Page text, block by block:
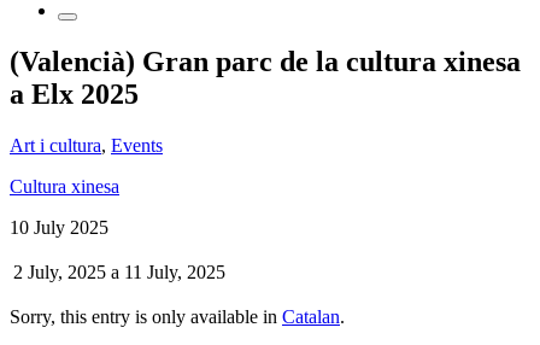
(Valencià) Gran parc de la cultura xinesa
a Elx 2025
Art i cultura, Events
Cultura xinesa
10 July 2025
2 July, 2025 a 11 July, 2025
Sorry, this entry is only available in Catalan.